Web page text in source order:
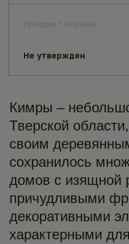
Не утвержден
Кимры –
Тверской
своим
сохранилось
домов с изящной
причудливыми
декоративными
характерными